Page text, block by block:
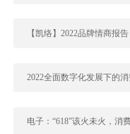
【凯络】2022品牌情商报告
2022全面数字化发展下的
电子：“618”该火未火，消